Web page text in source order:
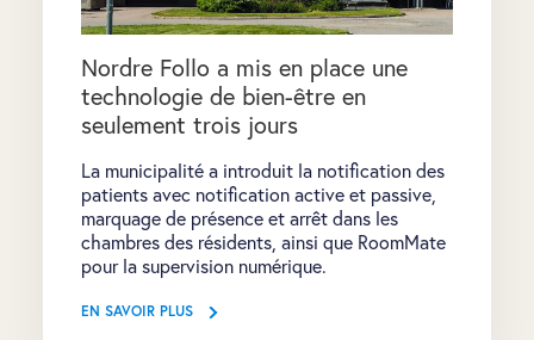
Nordre Follo a mis en place une
technologie de bien-être en
seulement trois jours
La municipalité a introduit la notification des
patients avec notification active et passive,
marquage de présence et arrêt dans les
chambres des résidents, ainsi que RoomMate
pour la supervision numérique.
EN SAVOIR PLUS